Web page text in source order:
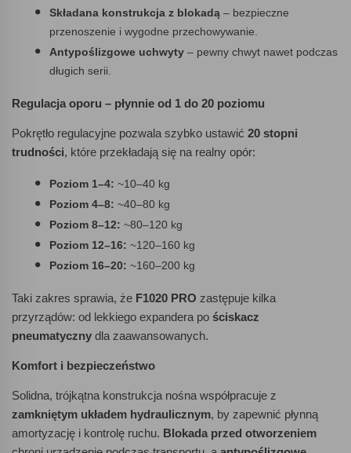
Składana konstrukcja z blokadą – bezpieczne
przenoszenie i wygodne przechowywanie.
Antypoślizgowe uchwyty – pewny chwyt nawet podczas
długich serii.
Regulacja oporu – płynnie od 1 do 20 poziomu
Pokrętło regulacyjne pozwala szybko ustawić 20 stopni
trudności, które przekładają się na realny opór:
Poziom 1–4: ~10–40 kg
Poziom 4–8: ~40–80 kg
Poziom 8–12: ~80–120 kg
Poziom 12–16: ~120–160 kg
Poziom 16–20: ~160–200 kg
Taki zakres sprawia, że F1020 PRO zastępuje kilka
przyrządów: od lekkiego expandera po ściskacz
pneumatyczny dla zaawansowanych.
Komfort i bezpieczeństwo
Solidna, trójkątna konstrukcja nośna współpracuje z
zamkniętym układem hydraulicznym, by zapewnić płynną
amortyzację i kontrolę ruchu. Blokada przed otworzeniem